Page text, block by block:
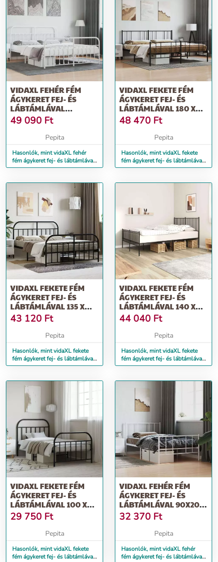
VIDAXL FEHÉR FÉM
ÁGYKERET FEJ- ÉS
LÁBTÁMLÁVAL
160X200 CM
49 090 Ft
Pepita
Hasonlók, mint vidaXL fehér
fém ágykeret fej- és lábtámlával
160x200 cm
VIDAXL FEKETE FÉM
ÁGYKERET FEJ- ÉS
LÁBTÁMLÁVAL 180 X
200 CM
48 470 Ft
Pepita
Hasonlók, mint vidaXL fekete
fém ágykeret fej- és lábtámlával
180 x 200 cm
VIDAXL FEKETE FÉM
ÁGYKERET FEJ- ÉS
LÁBTÁMLÁVAL 135 X
190 CM
43 120 Ft
Pepita
Hasonlók, mint vidaXL fekete
fém ágykeret fej- és lábtámlával
135 x 190 cm
VIDAXL FEKETE FÉM
ÁGYKERET FEJ- ÉS
LÁBTÁMLÁVAL 140 X
200 CM
44 040 Ft
Pepita
Hasonlók, mint vidaXL fekete
fém ágykeret fej- és lábtámlával
140 x 200 cm
VIDAXL FEKETE FÉM
ÁGYKERET FEJ- ÉS
LÁBTÁMLÁVAL 100 X
200 CM
29 750 Ft
Pepita
Hasonlók, mint vidaXL fekete
fém ágykeret fej- és lábtámlával
VIDAXL FEHÉR FÉM
ÁGYKERET FEJ- ÉS
LÁBTÁMLÁVAL 90X200
CM
32 370 Ft
Pepita
Hasonlók, mint vidaXL fehér
fém ágykeret fej- és lábtámlával